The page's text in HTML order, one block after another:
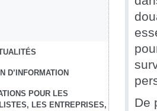
D’INFORMATION
POUR LES
LES ENTREPRISES,
De